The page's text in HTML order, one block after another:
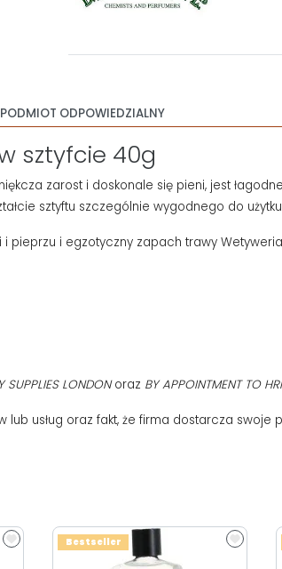
PODMIOT ODPOWIEDZIALNY
sztyfcie 40g
zarost i doskonale się pieni, jest
sztyftu szczególnie wygodnego do
pieprzu i egzotyczny zapach trawy
SUPPLIES LONDONoraz BY APPOINTMENT TO
usług oraz fakt, że firma dostarcza swoje
Bestseller